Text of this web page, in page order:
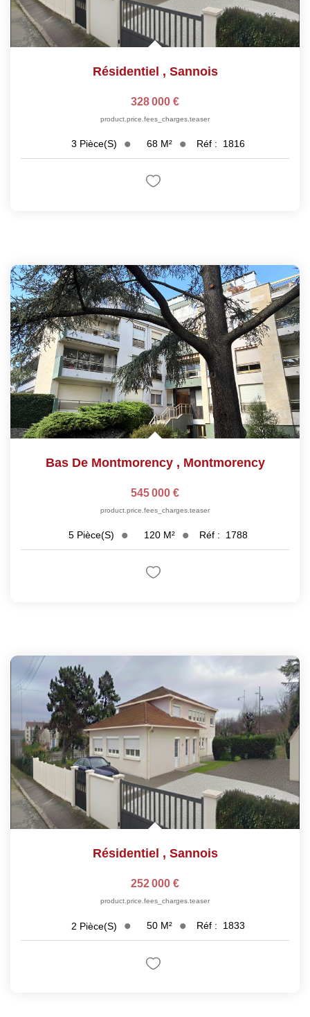
Résidentiel , Sannois
328 000 €
product.price.fees_charges.teaser
3 Pièce(s) 68 M² Réf : 1816
Bas De Montmorency , Montmorency
545 000 €
product.price.fees_charges.teaser
5 Pièce(s) 120 M² Réf : 1788
Résidentiel , Sannois
252 000 €
product.price.fees_charges.teaser
2 Pièce(s) 50 M² Réf : 1833